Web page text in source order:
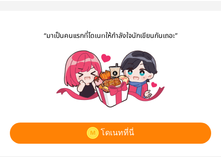
“มาเป็นคนแรกที่โดเนทให้กำลังใจนักเขียนกันเถอะ”
โดเนทที่นี่